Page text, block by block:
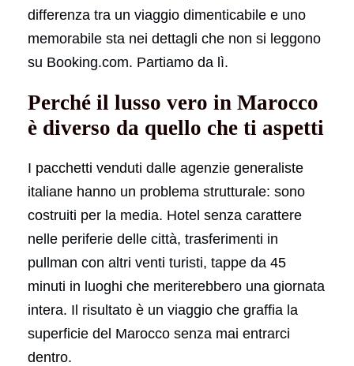
differenza tra un viaggio dimenticabile e uno
memorabile sta nei dettagli che non si leggono
su Booking.com. Partiamo da lì.
Perché il lusso vero in Marocco
è diverso da quello che ti aspetti
I pacchetti venduti dalle agenzie generaliste
italiane hanno un problema strutturale: sono
costruiti per la media. Hotel senza carattere
nelle periferie delle città, trasferimenti in
pullman con altri venti turisti, tappe da 45
minuti in luoghi che meriterebbero una giornata
intera. Il risultato è un viaggio che graffia la
superficie del Marocco senza mai entrarci
dentro.